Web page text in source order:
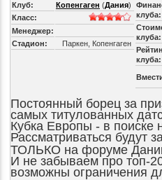
Клуб: Копенгаген (Дания)
Класс:
Менеджер:
Стадион:
Паркен, Копенгаген
клуба:
клуба:
клуба:
Постоянный борец за
самых титулованных
Кубка Европы - в поиске
Рассматриваться будут
ТОЛЬКО на форуме
И не забываем про топ-
возможны ограничения